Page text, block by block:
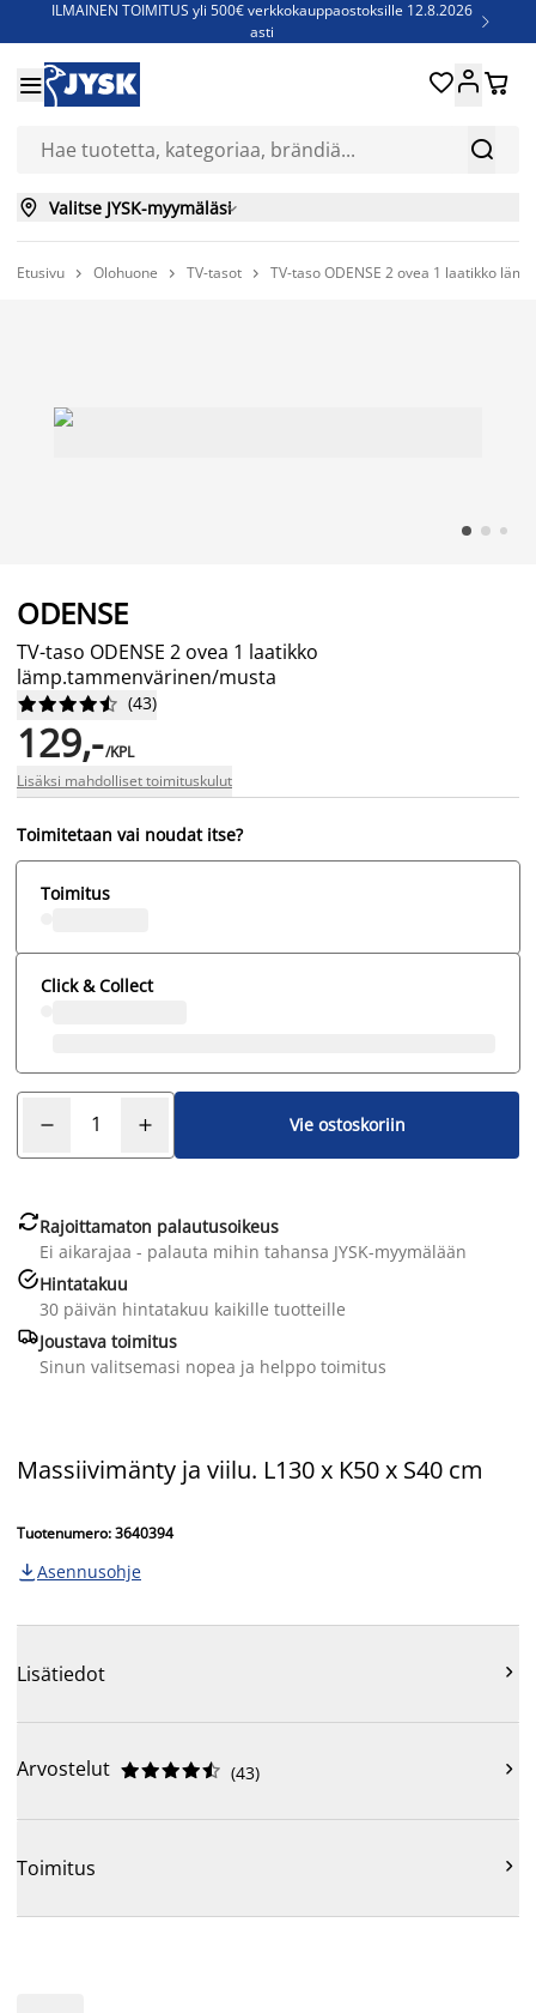
ILMAINEN TOIMITUS yli 500€ verkkokauppaostoksille 12.8.2026
asti

Jenkkisänkyjä - Säästä jopa 60%


 
 Valitse JYSK-myymäläsi
Etusivu  Olohuone  TV-tasot  TV-taso ODENSE 2 ovea 1 laatikko
ODENSE
TV-taso ODENSE 2 ovea 1 laatikko
lämp.tammenvärinen/musta





 (43)
129,-/KPL
Lisäksi mahdolliset toimituskulut
Toimitetaan vai noudat itse?
Toimitus
Click & Collect
Vie ostoskoriin
Rajoittamaton palautusoikeus
Ei aikarajaa - palauta mihin tahansa JYSK-myymälään
Hintatakuu
30 päivän hintatakuu kaikille tuotteille
Joustava toimitus
Sinun valitsemasi nopea ja helppo toimitus
Massiivimänty ja viilu. L130 x K50 x S40 cm
Tuotenumero: 3640394
 Asennusohje
Lisätiedot 
Arvostelut 




 (43) 
Toimitus 